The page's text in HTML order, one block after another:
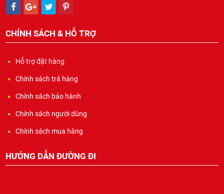
MÀN HÌNH LED
CHÍNH SÁCH & HỖ TRỢ
Hỗ trợ đặt hàng
Chính sách trả hàng
Chính sách bảo hành
Chính sách người dùng
Chính sách mua hàng
HƯỚNG DẪN ĐƯỜNG ĐI